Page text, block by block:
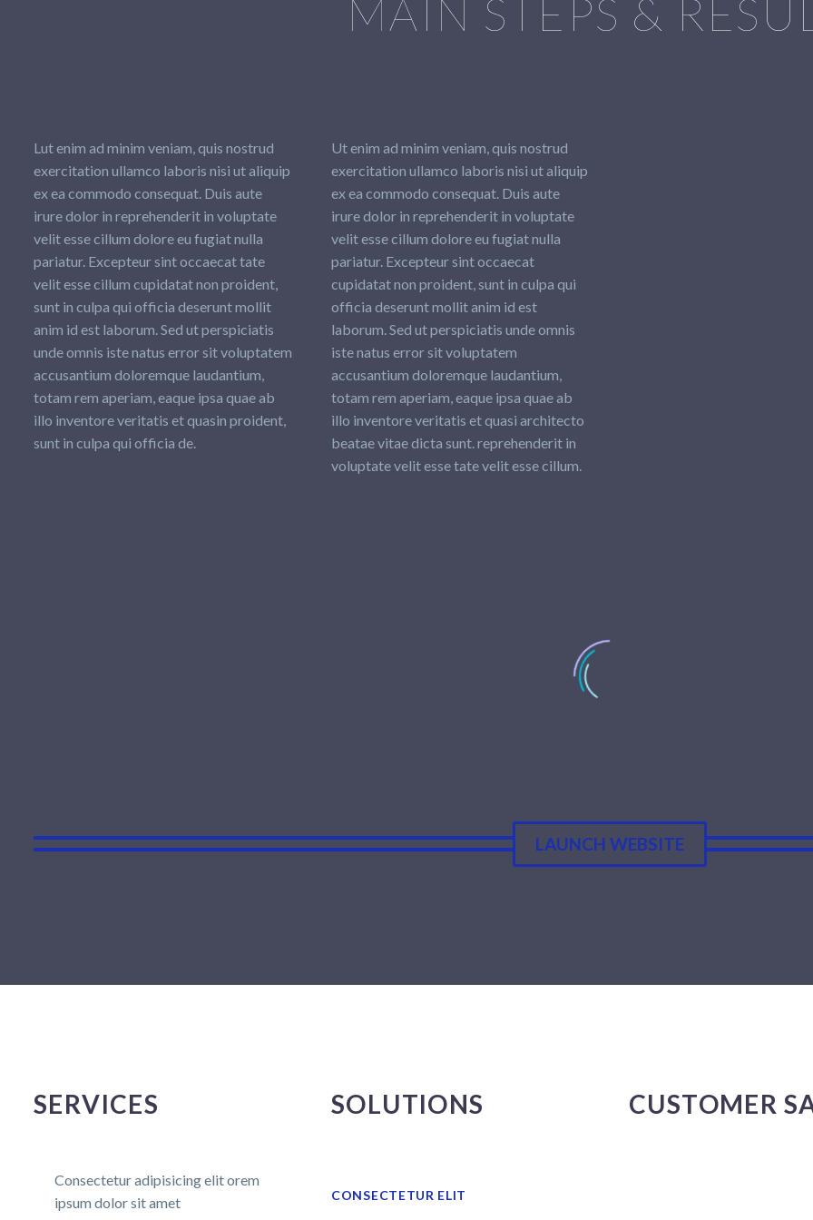
MAIN STEPS &
Lut enim ad minim veniam, quis nostrud
exercitation ullamco laboris nisi ut aliquip
ex ea commodo consequat. Duis aute
irure dolor in reprehenderit in voluptate
velit esse cillum dolore eu fugiat nulla
pariatur. Excepteur sint occaecat tate
velit esse cillum cupidatat non proident,
sunt in culpa qui officia deserunt mollit
anim id est laborum. Sed ut perspiciatis
unde omnis iste natus error sit voluptatem
accusantium doloremque laudantium,
totam rem aperiam, eaque ipsa quae ab
illo inventore veritatis et quasin proident,
sunt in culpa qui officia de.
Ut enim ad minim veniam, quis nostrud
exercitation ullamco laboris nisi ut aliquip
ex ea commodo consequat. Duis aute
irure dolor in reprehenderit in voluptate
velit esse cillum dolore eu fugiat nulla
pariatur. Excepteur sint occaecat
cupidatat non proident, sunt in culpa qui
officia deserunt mollit anim id est
laborum. Sed ut perspiciatis unde omnis
iste natus error sit voluptatem
accusantium doloremque laudantium,
totam rem aperiam, eaque ipsa quae ab
illo inventore veritatis et quasi architecto
beatae vitae dicta sunt. reprehenderit in
voluptate velit esse tate velit esse cillum.
LAUNCH WEBSITE
SERVICES
Consectetur adipisicing elit orem
ipsum dolor sit amet
SOLUTIONS
CONSECTETUR ELIT
CUSTOMER